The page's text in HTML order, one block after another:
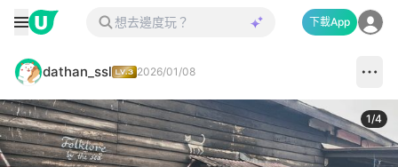
下載App
dathan_ssl 2026/01/08
1/4